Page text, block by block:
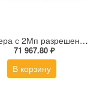
IP-камера с 2Мп разрешением DS-2DE4225IW-DE(S5)
71 967.80 ₽
В корзину